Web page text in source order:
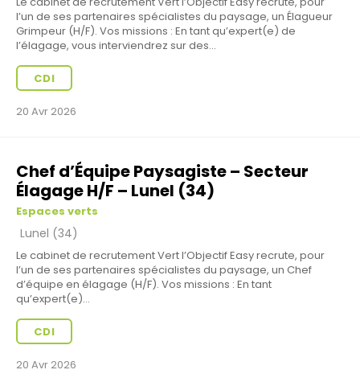
l’un de ses partenaires spécialistes du paysage, un Élagueur
Grimpeur (H/F). Vos missions : En tant qu’expert(e) de
l’élagage, vous interviendrez sur des...
CDI
20 Avr 2026
Chef d’Équipe Paysagiste – Secteur
Élagage H/F – Lunel (34)
Espaces verts
Lunel (34)
Le cabinet de recrutement Vert l’Objectif Easy recrute, pour
l’un de ses partenaires spécialistes du paysage, un Chef
d’équipe en élagage (H/F). Vos missions : En tant
qu’expert(e)...
CDI
20 Avr 2026